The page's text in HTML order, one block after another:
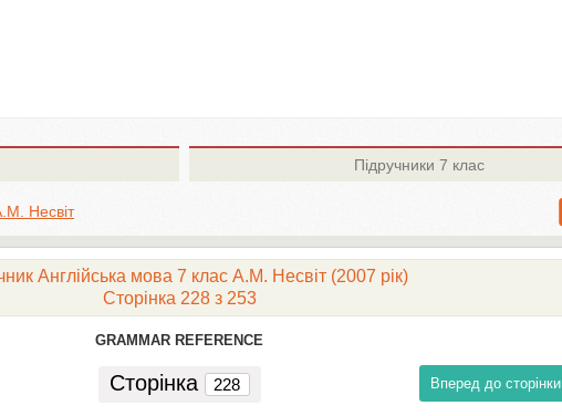
Підручники 7 клас
Несвіт
Англійська мова 7 клас А.М. Несвіт (2007 рік)
Сторінка 228 з 253
GRAMMAR REFERENCE
Сторінка Вперед до сторінки